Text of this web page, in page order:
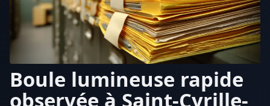
Boule lumineuse rapide
observée à Saint-Cyrille-